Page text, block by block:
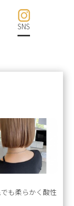
SNS
も柔らかく酸性